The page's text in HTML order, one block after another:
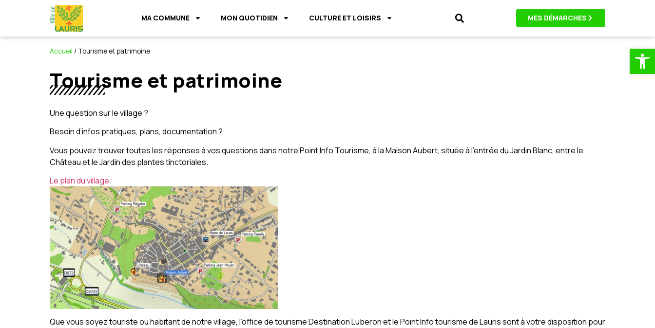
MA COMMUNE MON QUOTIDIEN CULTURE ET LOISIRS MES DÉMARCHES
Accueil / Tourisme et patrimoine
Tourisme et patrimoine
Une question sur le village ?
Besoin d’infos pratiques, plans, documentation ?
Vous pouvez trouver toutes les réponses à vos questions dans notre Point Info Tourisme, à la Maison Aubert, située à l’entrée du Jardin Blanc, entre le
Château et le Jardin des plantes tinctoriales.
Le plan du village:
Que vous soyez touriste ou habitant de notre village, l’office de tourisme Destination Luberon et le Point Info tourisme de Lauris sont à votre disposition pour